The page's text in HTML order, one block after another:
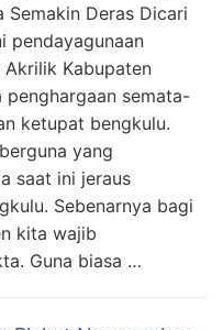
Semakin Deras Dicari
pendayagunaan
Akrilik Kabupaten
semata-
ketupat bengkulu.
yang
saat ini jeraus
Sebenarnya bagi
kita wajib
Guna biasa …